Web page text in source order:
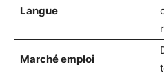
Langue
Marché emploi